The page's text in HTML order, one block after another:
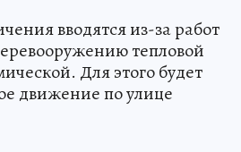
вводятся из-за работ
тепловой
Для этого будет
движение по улице